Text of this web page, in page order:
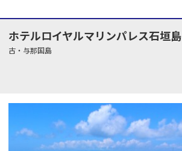
ホテルロイヤルマリンパレス石垣島
古・与那国島